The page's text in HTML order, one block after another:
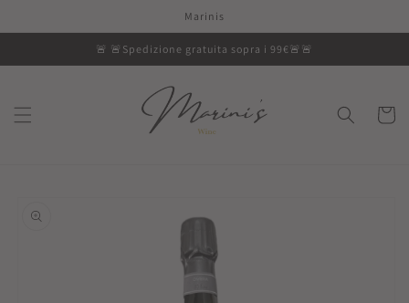
ai contenuti
Marinis
🚨 🚨Spedizione gratuita sopra i 99€🚨🚨
Carrello
informazioni